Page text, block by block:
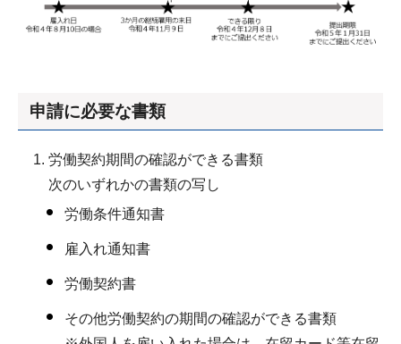
申請に必要な書類
労働契約期間の確認ができる書類
次のいずれかの書類の写し
労働条件通知書
雇入れ通知書
労働契約書
その他労働契約の期間の確認ができる書類